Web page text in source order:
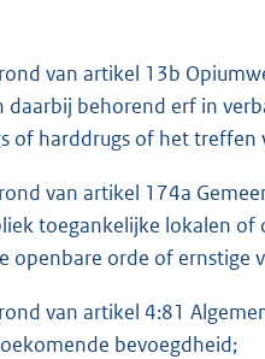
van artikel 13b
behorend erf in
of harddrugs of het
van artikel 174a
toegankelijke lokalen
openbare orde of ernstige
van artikel 4:81
bevoegdheid;